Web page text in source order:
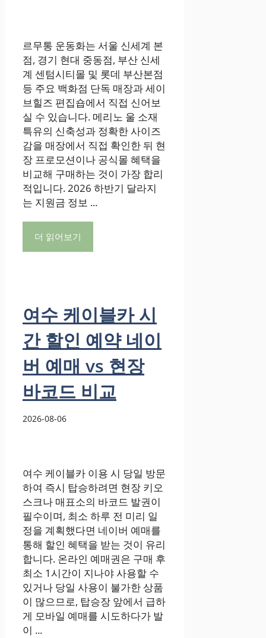
르무통 운동화는 서울 신세계 본
점, 경기 현대 중동점, 부산 신세
계 센텀시티몰 및 롯데 부산본점
등 주요 백화점 단독 매장과 세이
브힐즈 편집숍에서 직접 신어보
실 수 있습니다. 메리노 울 소재
특유의 신축성과 정확한 사이즈
감을 매장에서 직접 확인한 뒤 현
장 프로모션이나 공식몰 혜택을
비교해 구매하는 것이 가장 합리
적입니다. 2026 하반기 달라지
는 지원금 정보 ...
더 읽어보기
여수 케이블카 시
간 할인 예약 네이
버 예매 vs 현장
바코드 비교
2026-08-06
여수 케이블카 이용 시 당일 방문
하여 즉시 탑승하려면 현장 키오
스크나 매표소의 바코드 발권이
필수이며, 최소 하루 전 미리 일
정을 계획했다면 네이버 예매를
통해 할인 혜택을 받는 것이 유리
합니다. 온라인 예매권은 구매 후
최소 1시간이 지나야 사용할 수
있거나 당일 사용이 불가한 상품
이 많으므로, 탑승장 앞에서 급하
게 모바일 예매를 시도하다가 발
이 ...